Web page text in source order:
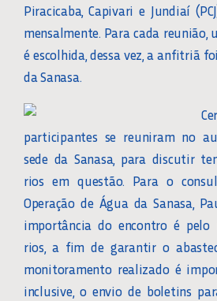
Piracicaba, Capivari e Jundiaí
mensalmente. Para cada reunião,
é escolhida, dessa vez, a anfitriã
da Sanasa.
participantes se reuniram no
sede da Sanasa, para discutir
rios em questão. Para o
Operação de Água da Sanasa,
importância do encontro é pelo
rios, a fim de garantir o
monitoramento realizado é
inclusive, o envio de boletins